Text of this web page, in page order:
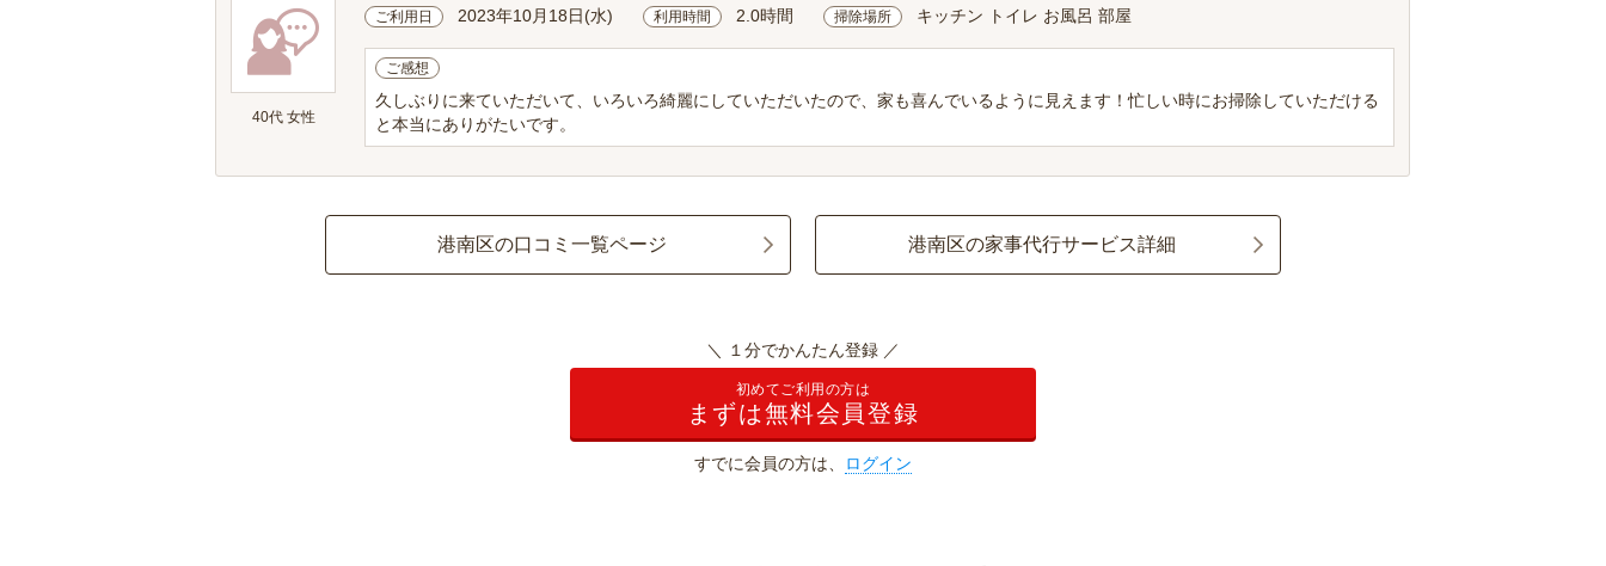
40代 女性
ご利用日 2023年10月18日(水) 利用時間 2.0時間 掃除場所 キッチン トイレ お風呂 部屋
ご感想
久しぶりに来ていただいて、いろいろ綺麗にしていただいたので、家も喜んでいるように見えます！忙しい時にお掃除していただける
と本当にありがたいです。
港南区の口コミ一覧ページ 港南区の家事代行サービス詳細
＼ １分でかんたん登録 ／
初めてご利用の方は
まずは無料会員登録
すでに会員の方は、 ログイン